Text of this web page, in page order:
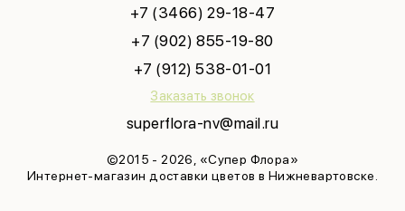
+7 (3466) 29-18-47
+7 (902) 855-19-80
+7 (912) 538-01-01
Заказать звонок
superflora-nv@mail.ru
©2015 - 2026, «Супер Флора»
Интернет-магазин доставки цветов в Нижневартовске.